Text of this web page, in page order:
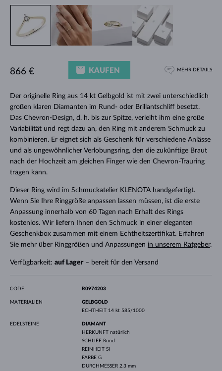
Der originelle Ring aus 14 kt Gelbgold ist mit zwei unterschiedlich
großen klaren Diamanten im Rund- oder Brillantschliff besetzt.
Das Chevron-Design, d. h. bis zur Spitze, verleiht ihm eine große
Variabilität und regt dazu an, den Ring mit anderem Schmuck zu
kombinieren. Er eignet sich als Geschenk für verschiedene Anlässe
und als ungewöhnlicher Verlobungsring, den die zukünftige Braut
nach der Hochzeit am gleichen Finger wie den Chevron-Trauring
tragen kann.
Dieser Ring wird im Schmuckatelier KLENOTA handgefertigt.
Wenn Sie Ihre Ringgröße anpassen lassen müssen, ist die erste
Anpassung innerhalb von 60 Tagen nach Erhalt des Rings
kostenlos. Wir liefern Ihnen den Schmuck in einer eleganten
Geschenkbox zusammen mit einem Echtheitszertifikat. Erfahren
Sie mehr über Ringgrößen und Anpassungen in unserem Ratgeber.
Verfügbarkeit: auf Lager– bereit für den Versand
866 € KAUFEN MEHR DETAILS
CODE R0974203
MATERIALIEN
GELBGOLD
ECHTHEIT 14 kt 585/1000
EDELSTEINE
DIAMANT
HERKUNFT natürlich
SCHLIFF Rund
REINHEIT SI
FARBE G
DURCHMESSER 2.3 mm